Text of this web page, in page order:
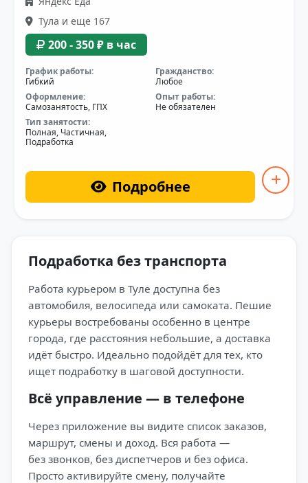
Тула и еще 167
200 - 350 ₽ в час
График работы:
Гибкий
Гражданство:
Любое
Оформление:
Самозанятость, ГПХ
Опыт работы:
Не обязателен
Тип занятости:
Полная, Частичная,
Подработка
Подробнее
Подработка без транспорта
Работа курьером в Туле доступна без
автомобиля, велосипеда или самоката. Пешие
курьеры востребованы особенно в центре
города, где расстояния небольшие, а доставка
идёт быстро. Идеально подойдёт для тех, кто
ищет подработку в шаговой доступности.
Всё управление — в телефоне
Через приложение вы видите список заказов,
маршрут, смены и доход. Вся работа —
без звонков, без диспетчеров и без офиса.
Просто активируйте смену, получайте